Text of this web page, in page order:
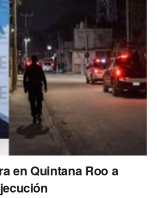
en Quintana Roo a